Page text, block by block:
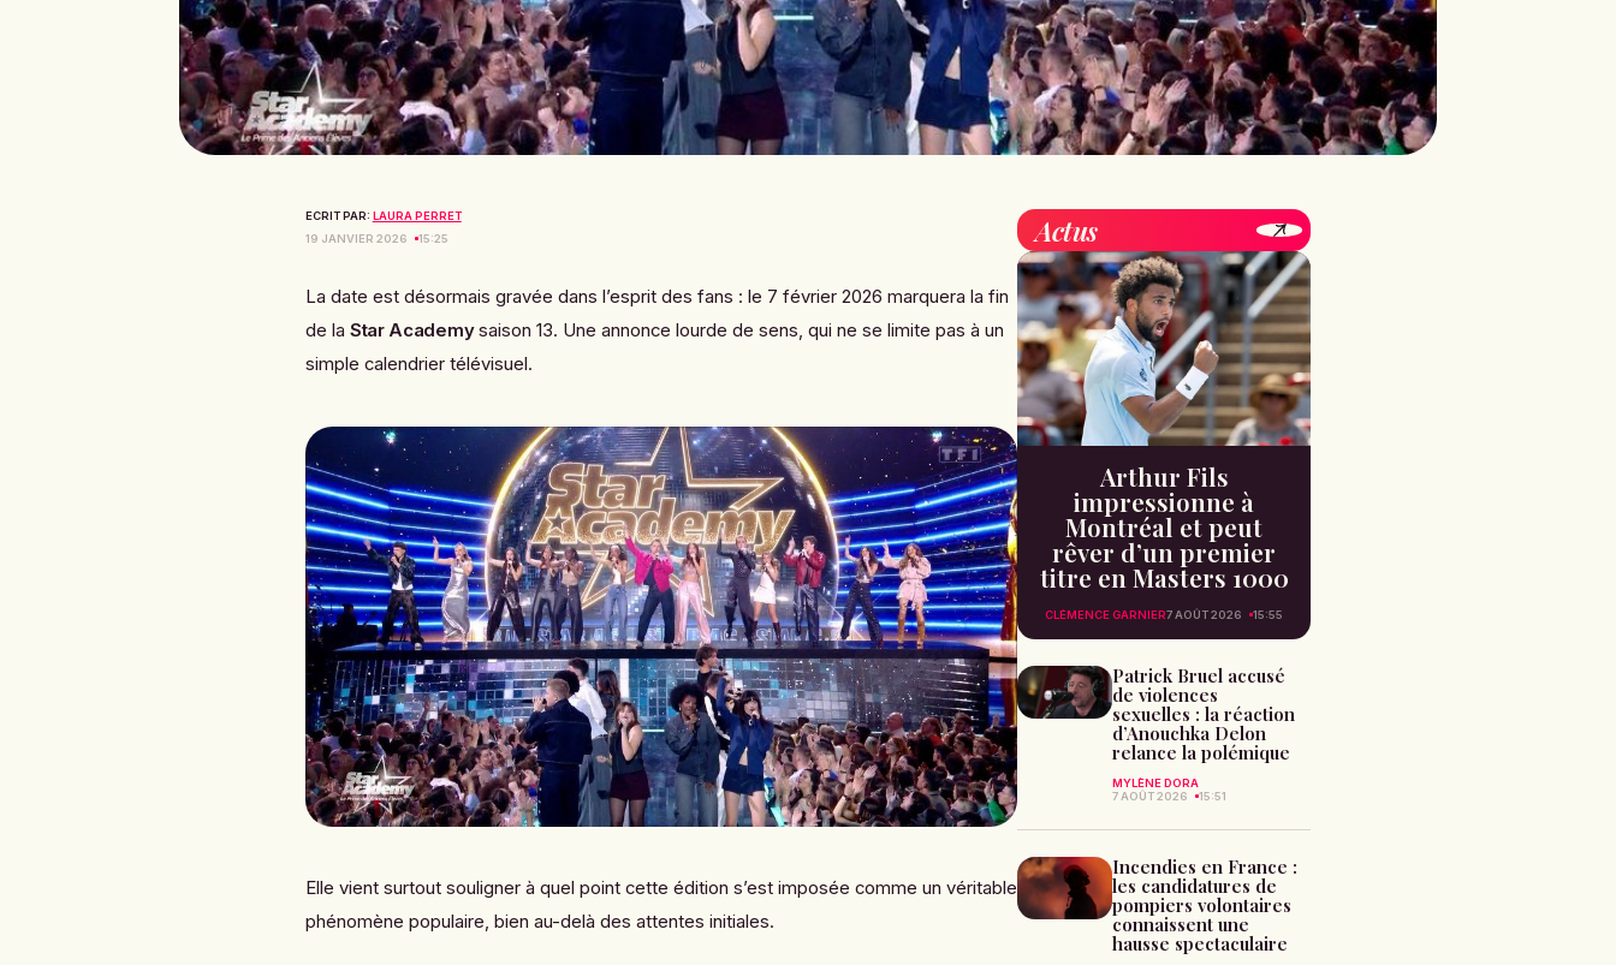
ECRIT PAR: LAURA PERRET
19 JANVIER 2026
15:25
La date est désormais gravée dans l’esprit des fans : le 7 février 2026 marquera la fin
de la Star Academysaison 13. Une annonce lourde de sens, qui ne se limite pas à un
simple calendrier télévisuel.
Elle vient surtout souligner à quel point cette édition s’est imposée comme un véritable
phénomène populaire, bien au-delà des attentes initiales.
Actus
Arthur Fils
impressionne à
Montréal et peut
rêver d’un premier
titre en Masters 1000
CLÉMENCE GARNIER7 AOÛT 2026 15:55
Patrick Bruel accusé
de violences
sexuelles : la réaction
d’Anouchka Delon
relance la polémique
MYLÈNE DORA
7 AOÛT 2026
15:51
Incendies en France :
les candidatures de
pompiers volontaires
connaissent une
hausse spectaculaire